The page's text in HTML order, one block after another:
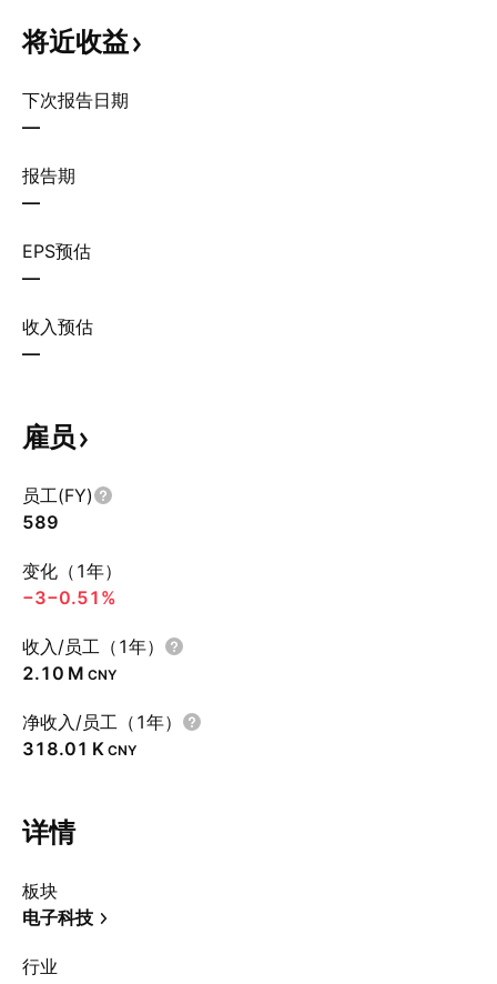
将近收益
下次报告日期
—
报告期
—
EPS预估
—
收入预估
—
雇员
员工(FY)
589
变化（1年）
−3−0.51%
收入/员工（1年）
‪2.10 M‬ CNY
净收入/员工（1年）
‪318.01 K‬ CNY
详情
板块
电子科技
行业